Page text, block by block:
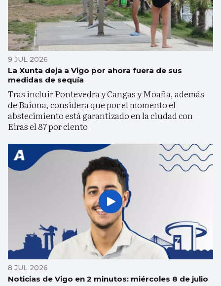
9 JUL 2026
La Xunta deja a Vigo por ahora fuera de sus
medidas de sequía
Tras incluir Pontevedra y Cangas y Moaña, además
de Baiona, considera que por el momento el
abstecimiento está garantizado en la ciudad con
Eiras el 87 por ciento
8 JUL 2026
Noticias de Vigo en 2 minutos: miércoles 8 de julio